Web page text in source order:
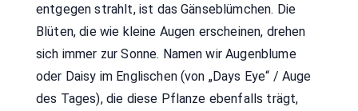
entgegen strahlt, ist das Gänseblümchen. Die
Blüten, die wie kleine Augen erscheinen, drehen
sich immer zur Sonne. Namen wir Augenblume
oder Daisy im Englischen (von „Days Eye“ / Auge
des Tages), die diese Pflanze ebenfalls trägt,